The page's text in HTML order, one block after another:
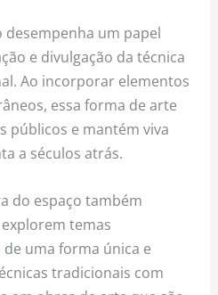
desempenha um papel
e divulgação da técnica
Ao incorporar elementos
essa forma de arte
públicos e mantém viva
a séculos atrás.
do espaço também
temas
uma forma única e
tradicionais com